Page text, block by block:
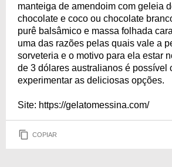
manteiga de amendoim com geleia
chocolate e coco ou chocolate
purê balsâmico e massa folhada
uma das razões pelas quais vale a
sorveteria e o motivo para ela estar
de 3 dólares australianos é possível
experimentar as deliciosas opções.
Site: https://gelatomessina.com/
COPIAR